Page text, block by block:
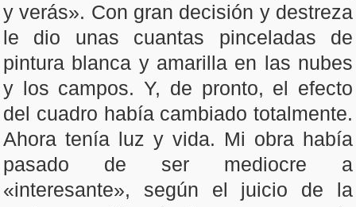
y verás». Con gran decisión y destreza
le dio unas cuantas pinceladas de
pintura blanca y amarilla en las nubes
y los campos. Y, de pronto, el efecto
del cuadro había cambiado totalmente.
Ahora tenía luz y vida. Mi obra había
pasado de ser mediocre a
«interesante», según el juicio de la